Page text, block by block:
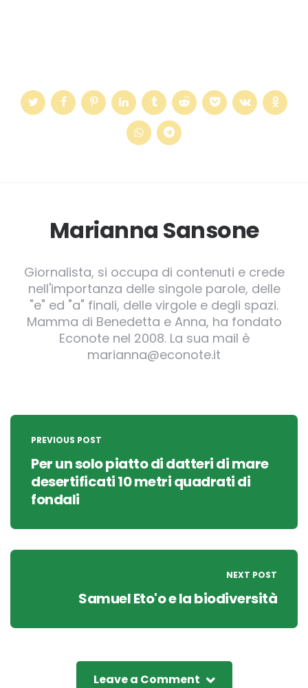
Marianna Sansone
Giornalista, si occupa di contenuti e crede
nell'importanza delle singole parole, delle
"e" ed "a" finali, delle virgole e degli spazi.
Mamma di Benedetta e Anna, ha fondato
Econote nel 2008. La sua mail è
marianna@econote.it
Post
navigation
PREVIOUS POST
Per un solo piatto di datteri di mare
desertificati 10 metri quadrati di
fondali
NEXT POST
Samuel Eto'o e la biodiversità
Leave a Comment